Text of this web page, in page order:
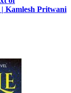
Kamlesh Pritwani